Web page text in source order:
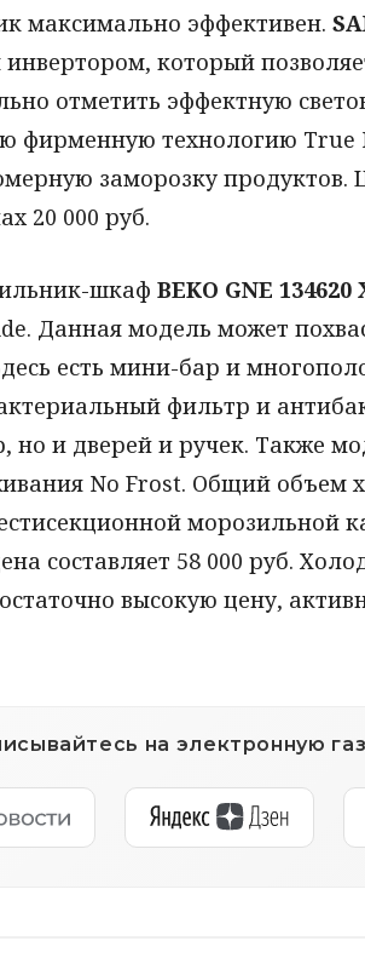
максимально эффективен.
который
отметить эффектную
фирменную технологию True
заморозку продуктов.
20 000 руб.
шкаф BEKO GNE 134620
Данная модель может
есть мини-бар и
фильтр и
но и дверей и ручек. Также
No Frost. Общий объем
морозильной
составляет 58 000 руб.
высокую цену,
на электронную